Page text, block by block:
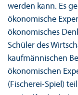
werden kann. Es
ökonomische
ökonomisches
Schüler des
kaufmännischen
ökonomischen
(Fischerei-Spiel)